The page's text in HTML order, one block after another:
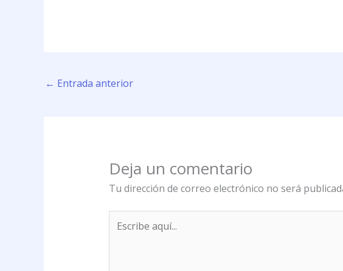
← Entrada anterior
Deja un comentario
Tu dirección de correo electrónico no será
aquí...